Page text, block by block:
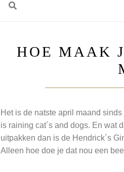
Toggle search
HOE MAAK
Het is de natste april maand
is raining cat´s and dogs. En wat
uitpakken dan is de Hendrick´s
Alleen hoe doe je dat nou een